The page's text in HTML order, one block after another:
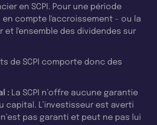
en SCPI. Pour une période
en compte l'accroissement - ou la
et l'ensemble des dividendes sur
de SCPI comporte donc des
: La SCPI n’offre aucune garantie
capital. L’investisseur est averti
pas garanti et peut ne pas lui